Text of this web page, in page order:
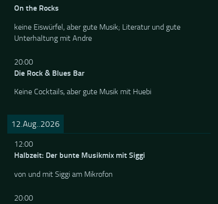
17:00
keine Eiswürfel, aber gute Musik; Literatur und gute
20:00
12.Aug..2026
12:00